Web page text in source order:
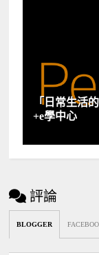
「日常生活
+e學中心
評論
BLOGGER